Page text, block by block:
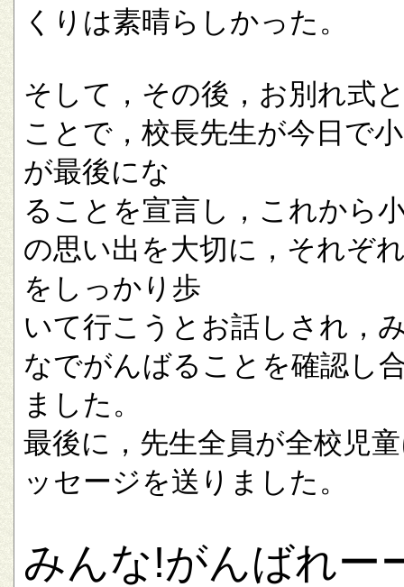
くりは素晴らしかった。
そして，その後，お別れ式
ことで，校長先生が今日で
が最後にな
ることを宣言し，これから
の思い出を大切に，それぞ
をしっかり歩
いて行こうとお話しされ，
なでがんばることを確認し
ました。
最後に，先生全員が全校児
ッセージを送りました。
みんな!がんばれー